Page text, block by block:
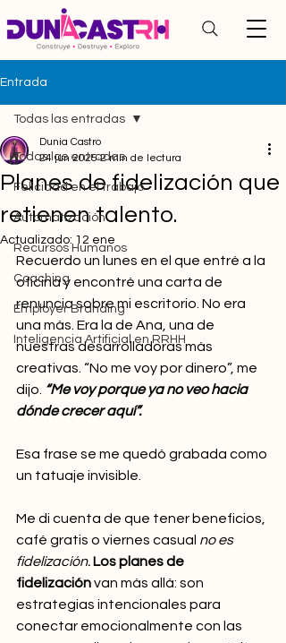
Entrada
Todas las entradas
Felicidad en el trabajo
Automatización
Recursos Humanos
Coaching
Employer Branding
Inteligencia Artificial en RRHH
Todas las entradas
Planes de fidelización que
retienen talento.
Dunia Castro
24 jun 2025 2 min de lectura
Actualizado: 12 ene
Recuerdo un lunes en el que entré a la
oficina y encontré una carta de
renuncia sobre mi escritorio. No era
una más. Era la de Ana, una de
nuestras desarrolladoras más
creativas. “No me voy por dinero”, me
dijo. “Me voy porque ya no veo hacia
dónde crecer aquí”.
Esa frase se me quedó grabada como
un tatuaje invisible.
Me di cuenta de que tener beneficios,
café gratis o viernes casual no es
fidelización. Los planes de
fidelización van más allá: son
estrategias intencionales para
conectar emocionalmente con las